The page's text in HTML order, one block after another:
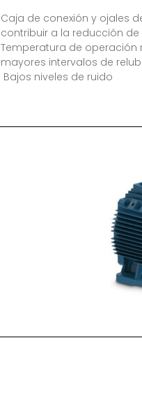
Caja de conexión y ojales
contribuir a la reducción
Temperatura de operación
mayores intervalos de
Bajos niveles de ruido